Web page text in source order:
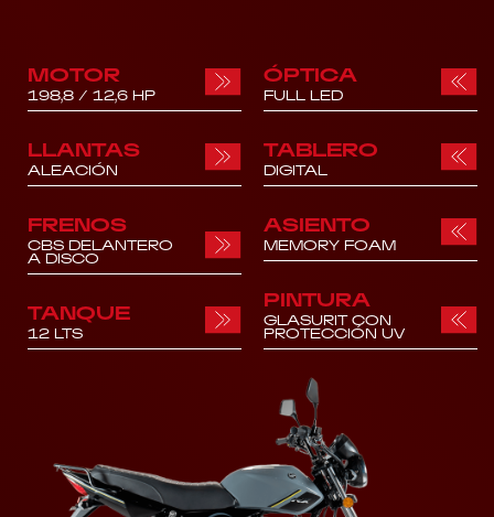
MOTOR
198,8 / 12,6 HP
LLANTAS
ALEACIÓN
FRENOS
CBS DELANTERO
A DISCO
TANQUE
12 LTS
ÓPTICA
FULL LED
TABLERO
DIGITAL
ASIENTO
MEMORY FOAM
PINTURA
GLASURIT CON
PROTECCIÓN UV